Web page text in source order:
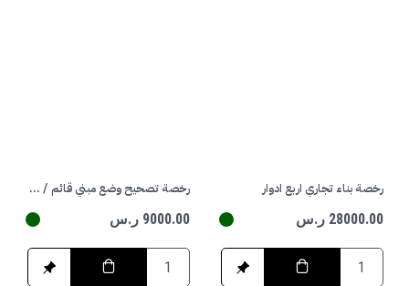
رخصة بناء تجاري اربع ادوار
28000.00 ر.س
رخصة تصحيح وضع مبني قائم / سكني
9000.00 ر.س